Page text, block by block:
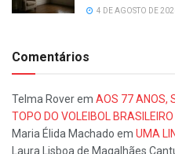
4 DE AGOSTO DE
Comentários
Telma Roverem AOS 77 ANOS,
TOPO DO VOLEIBOL
Maria Élida Machado em UMA
Laura Lisboa de Magalhães